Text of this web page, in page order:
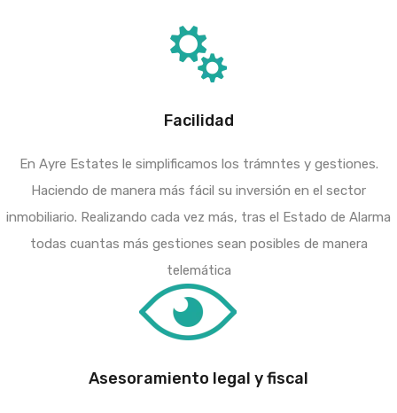
Facilidad
En Ayre Estates le simplificamos los trámntes y gestiones.
Haciendo de manera más fácil su inversión en el sector
inmobiliario. Realizando cada vez más, tras el Estado de Alarma
todas cuantas más gestiones sean posibles de manera
telemática
Asesoramiento legal y fiscal